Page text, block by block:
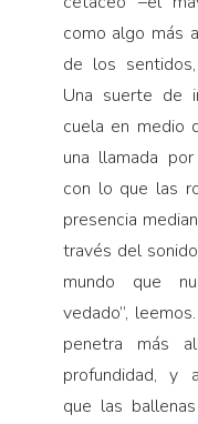
como algo más
de los
Una suerte de
cuela en medio
una llamada
con lo que las
presencia
través del
mundo que
vedado”,
penetra más
profundidad, y
que las